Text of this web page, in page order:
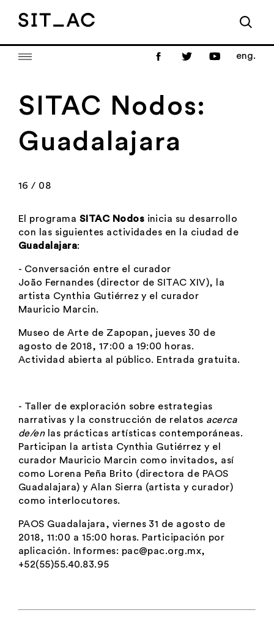
eng.
SITAC Nodos:
Guadalajara
16 / 08
El programa SITAC Nodos inicia su desarrollo
con las siguientes actividades en la ciudad de
Guadalajara:
- Conversación entre el curador
João Fernandes (director de SITAC XIV), la
artista Cynthia Gutiérrez y el curador
Mauricio Marcin.
Museo de Arte de Zapopan, jueves 30 de
agosto de 2018, 17:00 a 19:00 horas.
Actividad abierta al público. Entrada gratuita.
- Taller de exploración sobre estrategias
narrativas y la construcción de relatos acerca
de/enlas prácticas artísticas contemporáneas.
Participan la artista Cynthia Gutiérrez y el
curador Mauricio Marcin como invitados, así
como Lorena Peña Brito (directora de PAOS
Guadalajara) y Alan Sierra (artista y curador)
como interlocutores.
PAOS Guadalajara, viernes 31 de agosto de
2018, 11:00 a 15:00 horas. Participación por
aplicación. Informes: pac@pac.org.mx,
+52(55)55.40.83.95